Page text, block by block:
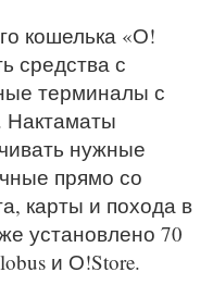
кошелька «О!
средства с
терминалы с
Нактаматы
нужные
прямо со
карты и похода в
установлено 70
и О!Store.